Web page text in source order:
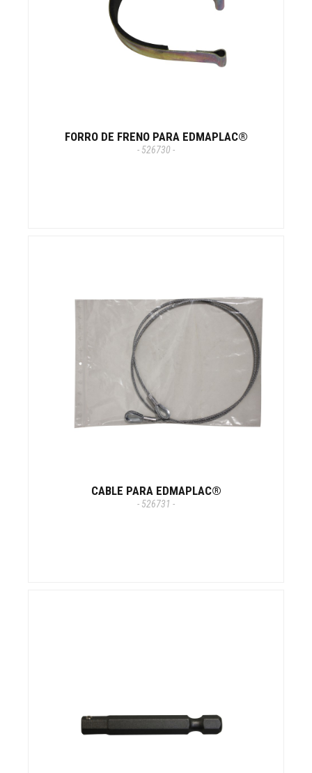
FORRO DE FRENO PARA EDMAPLAC®
- 526730 -
CABLE PARA EDMAPLAC®
- 526731 -